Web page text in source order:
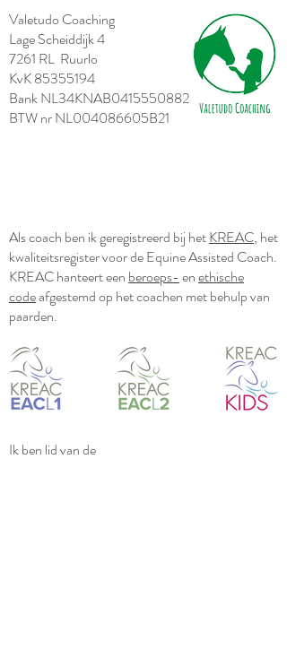
Valetudo Coaching
Lage Scheiddijk 4
7261 RL Ruurlo
KvK85355194
Bank NL34KNAB0415550882
BTW nr NL004086605B21
Als coach ben ik geregistreerd bij hetKREAC, het
kwaliteitsregister voor de Equine Assisted Coach.
KREAC hanteert een beroeps- enethische
codeafgestemd op het coachen met behulp van
paarden.
Ik ben lid van de